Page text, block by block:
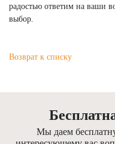
радостью ответим на ваши
выбор.
Возврат к списку
Мы даем